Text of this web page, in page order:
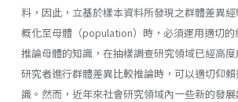
料，因此，立基於樣本資料所發現之群體差異
概化至母體（population）時，必須運用適切
推論母體的知識，在抽樣調查研究領域已經高
研究者進行群體差異比較推論時，可以適切仰
識。然而，近年來社會研究領域內一些新的發